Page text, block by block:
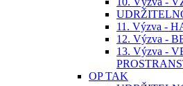
11. Výzva -
12. Výzva -
13. Výzva -
OP TAK